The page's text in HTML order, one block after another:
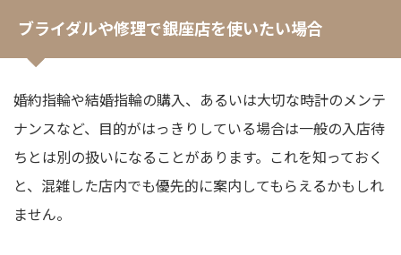
ブライダルや修理で銀座店を使いたい場合
婚約指輪や結婚指輪の購入、あるいは大切な時計のメンテ
ナンスなど、目的がはっきりしている場合は一般の入店待
ちとは別の扱いになることがあります。これを知っておく
と、混雑した店内でも優先的に案内してもらえるかもしれ
ません。